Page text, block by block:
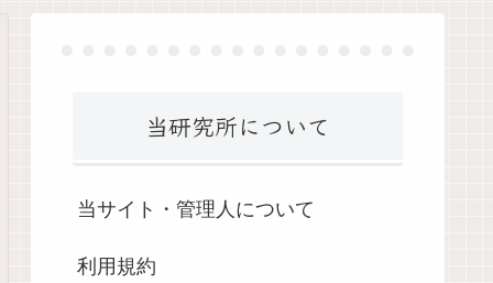
当研究所について
当サイト・管理人について
利用規約